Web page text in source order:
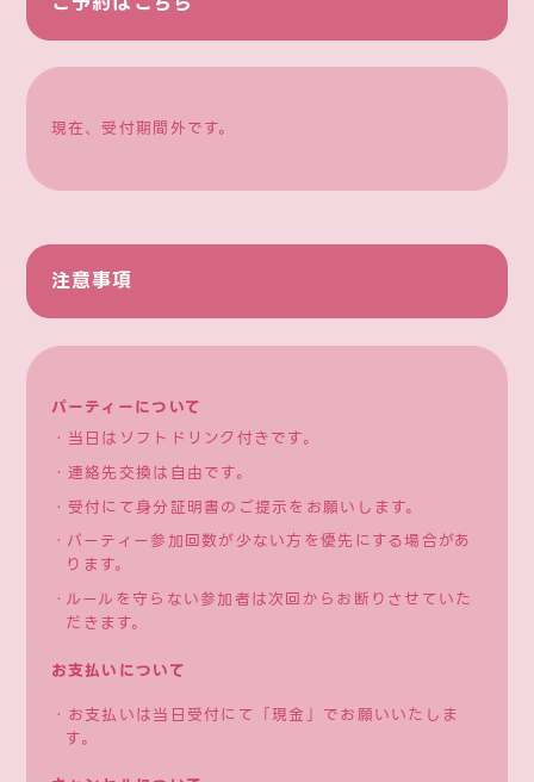
現在、受付期間外です。
注意事項
パーティーについて
・当日はソフトドリンク付きです。
・連絡先交換は自由です。
・受付にて身分証明書のご提示をお願いします。
・パーティー参加回数が少ない方を優先にする場合があ
ります。
・ルールを守らない参加者は次回からお断りさせていた
だきます。
お支払いについて
・お支払いは当日受付にて「現金」でお願いいたしま
す。